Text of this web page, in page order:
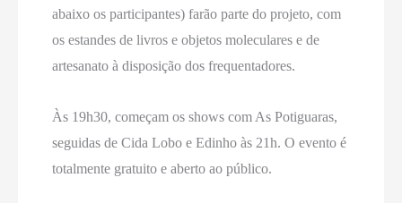
abaixo os participantes) farão parte do projeto, com
os estandes de livros e objetos moleculares e de
artesanato à disposição dos frequentadores.
Às 19h30, começam os shows com As Potiguaras,
seguidas de Cida Lobo e Edinho às 21h. O evento é
totalmente gratuito e aberto ao público.